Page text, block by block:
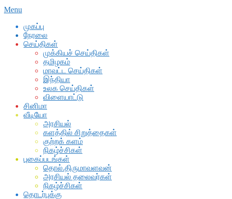
Secondary
Menu
Menu
முகப்பு
நேரலை
செய்திகள்
முக்கியச் செய்திகள்
தமிழகம்
மாவட்ட செய்திகள்
இந்தியா
உலக செய்திகள்
விளையாட்டு
சினிமா
வீடியோ
அரசியல்
களத்தில் சிறுத்தைகள்
குற்றக் களம்
நிகழ்ச்சிகள்
புகைப்படங்கள்
தொல்.திருமாவளவன்
அரசியல் தலைவர்கள்
நிகழ்ச்சிகள்
தொடர்புக்கு